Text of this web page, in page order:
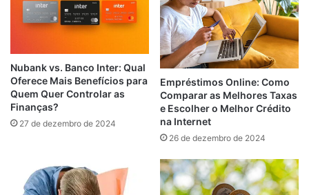
Nubank vs. Banco Inter: Qual
Oferece Mais Benefícios para
Quem Quer Controlar as
Finanças?
27 de dezembro de 2024
Empréstimos Online: Como
Comparar as Melhores Taxas
e Escolher o Melhor Crédito
na Internet
26 de dezembro de 2024